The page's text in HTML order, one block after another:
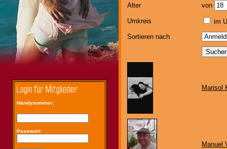
Handynummer:
Passwort:
Alter
von
Umkreis
im
Sortieren nach
Marisol
Manuel